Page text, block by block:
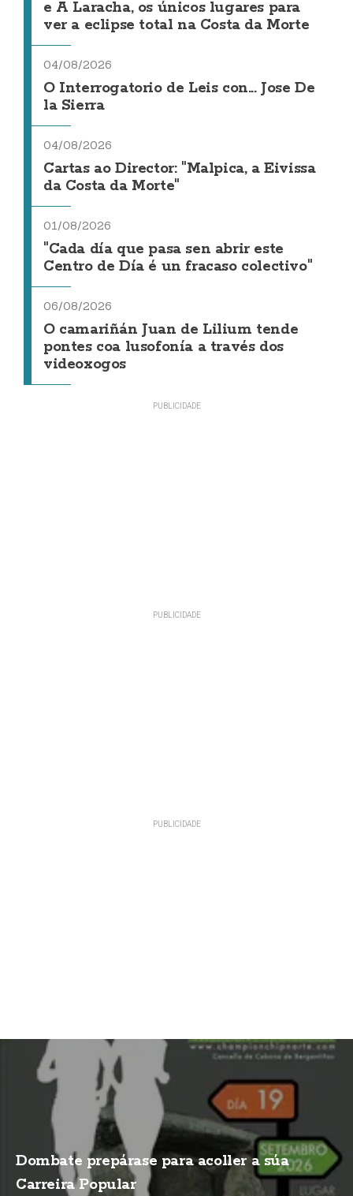
e A Laracha, os únicos lugares para
ver a eclipse total na Costa da Morte
04/08/2026
O Interrogatorio de Leis con... Jose De
la Sierra
04/08/2026
Cartas ao Director: "Malpica, a Eivissa
da Costa da Morte"
01/08/2026
"Cada día que pasa sen abrir este
Centro de Día é un fracaso colectivo"
06/08/2026
O camariñán Juan de Lilium tende
pontes coa lusofonía a través dos
videoxogos
Dombate prepárase para acoller a súa
Carreira Popular